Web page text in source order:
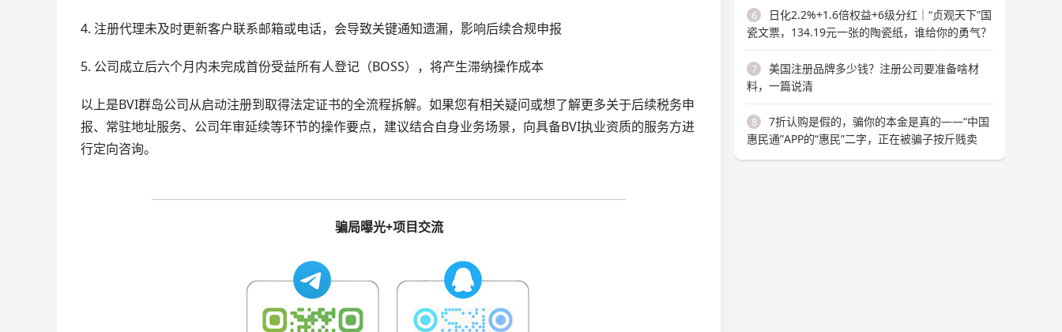
4. 注册代理未及时更新客户联系邮箱或电话，会导致关键通知遗漏，影响后续合规申报
5. 公司成立后六个月内未完成首份受益所有人登记（BOSS），将产生滞纳操作成本
以上是BVI群岛公司从启动注册到取得法定证书的全流程拆解。如果您有相关疑问或想了解更多关于后续税务申
报、常驻地址服务、公司年审延续等环节的操作要点，建议结合自身业务场景，向具备BVI执业资质的服务方进
行定向咨询。
骗局曝光+项目交流
6
日化2.2%+1.6倍权益+6级分红｜“贞观天下”国
瓷文票，134.19元一张的陶瓷纸，谁给你的勇气？
7
美国注册品牌多少钱？注册公司要准备啥材
料，一篇说清
8
7折认购是假的，骗你的本金是真的——“中国
惠民通”APP的“惠民”二字，正在被骗子按斤贱卖